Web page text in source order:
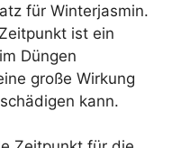
für Winterjasmin.
ist ein
Düngen
große Wirkung
kann.